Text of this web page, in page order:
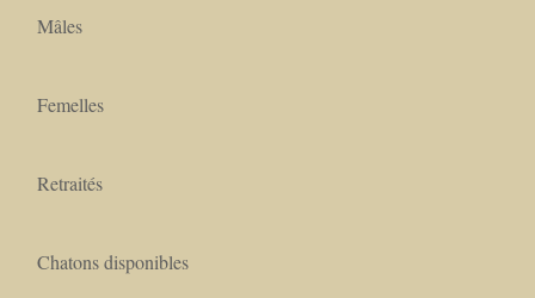
Mâles
Femelles
Retraités
Chatons disponibles